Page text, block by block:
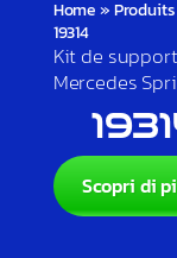
Home»Produits
19314
Kit de
Mercedes
Scopri di